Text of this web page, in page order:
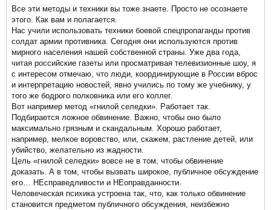
Все эти методы и техники вы тоже знаете. Просто не осознаете
этого. Как вам и полагается.
Нас учили использовать техники боевой спецпропаганды против
солдат армии противника. Сегодня они используются против
мирного населения нашей собственной страны. Уже два года,
читая российские газеты или просматривая телевизионные шоу, я
с интересом отмечаю, что люди, координирующие в России вброс
и интерпретацию новостей, явно учились по тому же учебнику, у
того же бодрого полковника или его коллег.
Вот например метод «гнилой селедки». Работает так.
Подбирается ложное обвинение. Важно, чтобы оно было
максимально грязным и скандальным. Хорошо работает,
например, мелкое воровство, или, скажем, растление детей, или
убийство, желательно из жадности.
Цель «гнилой селедки» вовсе не в том, чтобы обвинение
доказать. А в том, чтобы вызвать широкое, публичное обсуждение
его… НЕсправедливости и НЕоправданности.
Человеческая психика устроена так, что, как только обвинение
становится предметом публичного обсуждения, неизбежно